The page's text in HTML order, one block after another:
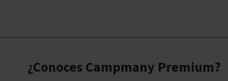
¿Conoces Campmany Premium?